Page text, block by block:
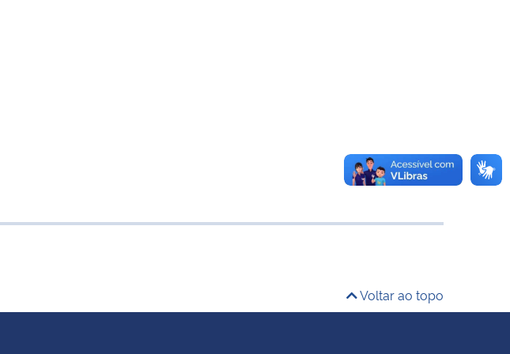
Voltar ao topo